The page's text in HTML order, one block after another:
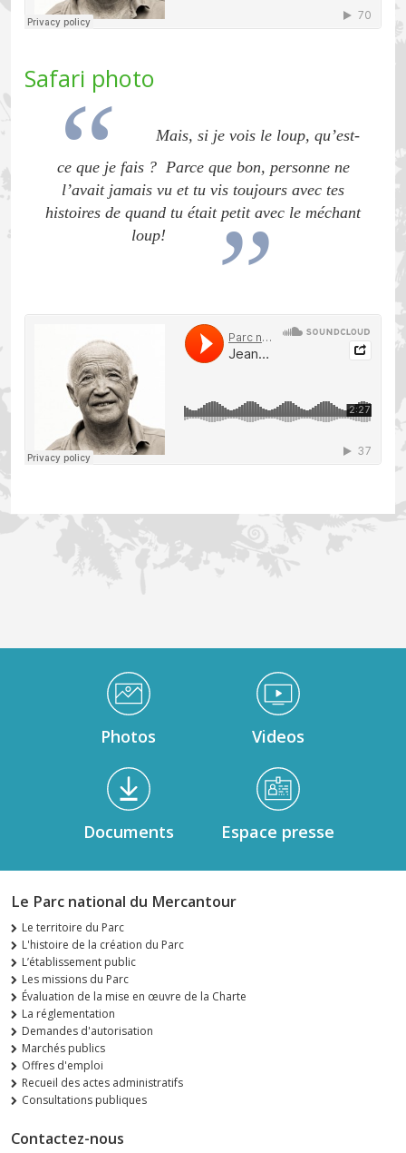
Safari photo
Mais, si je vois le loup, qu’est-
ce que je fais ? Parce que bon, personne ne
l’avait jamais vu et tu vis toujours avec tes
histoires de quand tu était petit avec le méchant
loup!
Soundcloud
Médiathèque Footer
Photos Videos
Documents Espace presse
Le Parc national du Mercantour
Le territoire du Parc
L'histoire de la création du Parc
L’établissement public
Les missions du Parc
Évaluation de la mise en œuvre de la Charte
La réglementation
Demandes d'autorisation
Marchés publics
Offres d'emploi
Recueil des actes administratifs
Consultations publiques
Contactez-nous